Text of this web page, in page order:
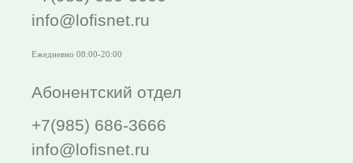
info@lofisnet.ru
Ежедневно 08:00-20:00
Абонентский отдел
+7(985) 686-3666
info@lofisnet.ru